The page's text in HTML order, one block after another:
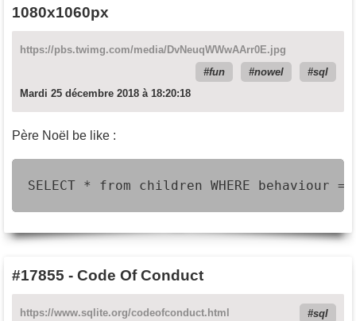
1080x1060px
https://pbs.twimg.com/media/DvNeuqWWwAArr0E.jpg
fun
nowel
sql
Mardi 25 décembre 2018 à 18:20:18
Père Noël be like :
SELECT * from children WHERE behaviour
#17855 - Code Of Conduct
https://www.sqlite.org/codeofconduct.html
sql